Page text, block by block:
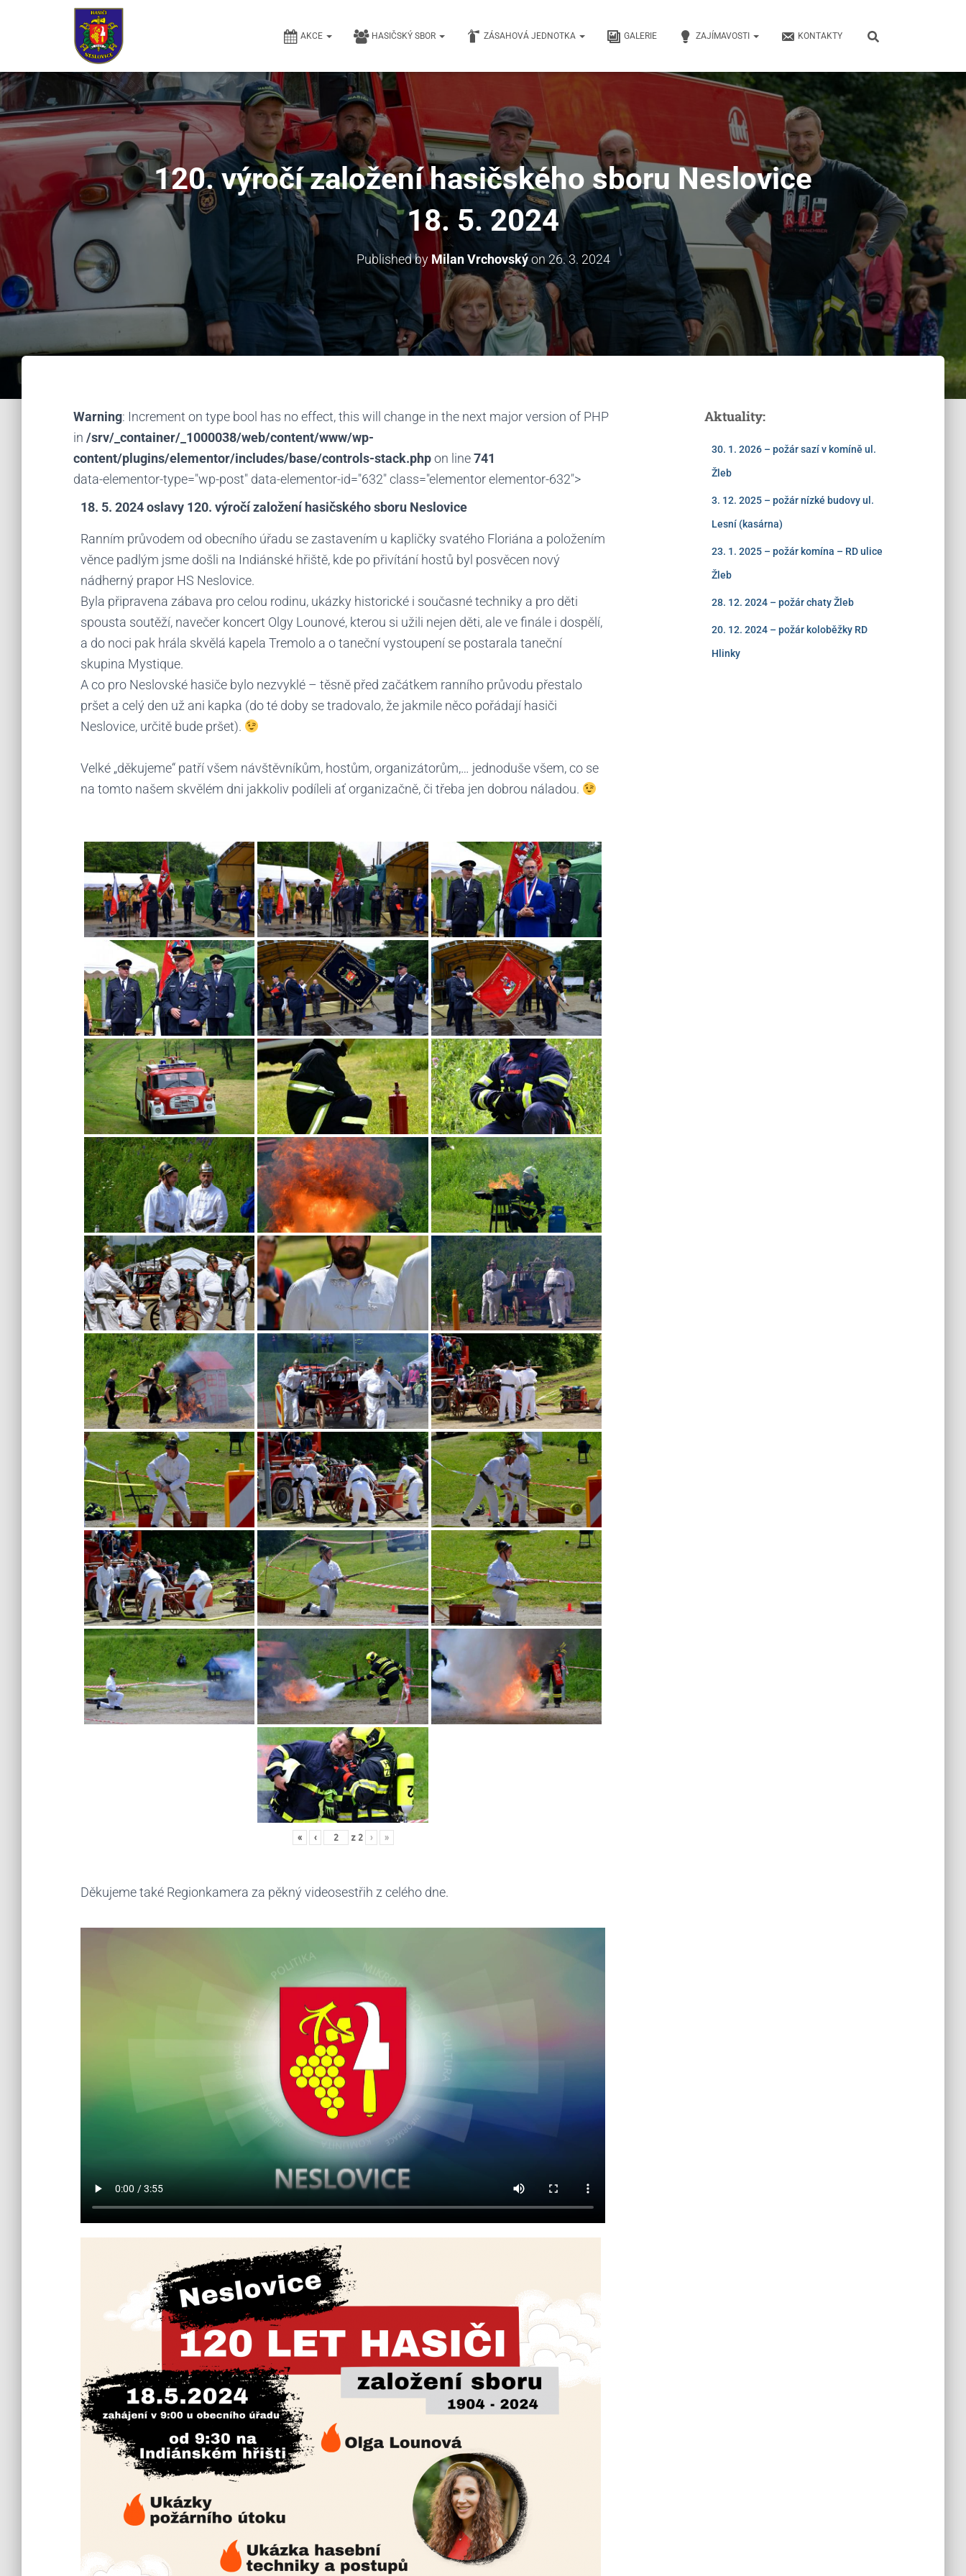
AKCE HASIČSKÝ SBOR ZÁSAHOVÁ JEDNOTKA GALERIE ZAJÍMAVOSTI KONTAKTY
120. výročí založení hasičského sboru Neslovice
18. 5. 2024
Published by Milan Vrchovskýon26. 3. 2024
Warning: Increment on type bool has no effect, this will change in the next major version of PHP
in /srv/_container/_1000038/web/content/www/wp-
content/plugins/elementor/includes/base/controls-stack.phpon line741
data-elementor-type="wp-post" data-elementor-id="632" class="elementor elementor-632">
18. 5. 2024 oslavy 120. výročí založení hasičského sboru Neslovice
Ranním průvodem od obecního úřadu se zastavením u kapličky svatého Floriána a položením
věnce padlým jsme došli na Indiánské hřiště, kde po přivítání hostů byl posvěcen nový
nádherný prapor HS Neslovice.
Byla připravena zábava pro celou rodinu, ukázky historické i současné techniky a pro děti
spousta soutěží, navečer koncert Olgy Lounové, kterou si užili nejen děti, ale ve finále i dospělí,
a do noci pak hrála skvělá kapela Tremolo a o taneční vystoupení se postarala taneční
skupina Mystique.
A co pro Neslovské hasiče bylo nezvyklé – těsně před začátkem ranního průvodu přestalo
pršet a celý den už ani kapka (do té doby se tradovalo, že jakmile něco pořádají hasiči
Neslovice, určitě bude pršet).
Velké „děkujeme“ patří všem návštěvníkům, hostům, organizátorům,… jednoduše všem, co se
na tomto našem skvělém dni jakkoliv podíleli ať organizačně, či třeba jen dobrou náladou.
« ‹ z 2 › »
Děkujeme také Regionkamera za pěkný videosestřih z celého dne.
Aktuality:
30. 1. 2026 – požár sazí v komíně ul.
Žleb
3. 12. 2025 – požár nízké budovy ul.
Lesní (kasárna)
23. 1. 2025 – požár komína – RD ulice
Žleb
28. 12. 2024 – požár chaty Žleb
20. 12. 2024 – požár koloběžky RD
Hlinky